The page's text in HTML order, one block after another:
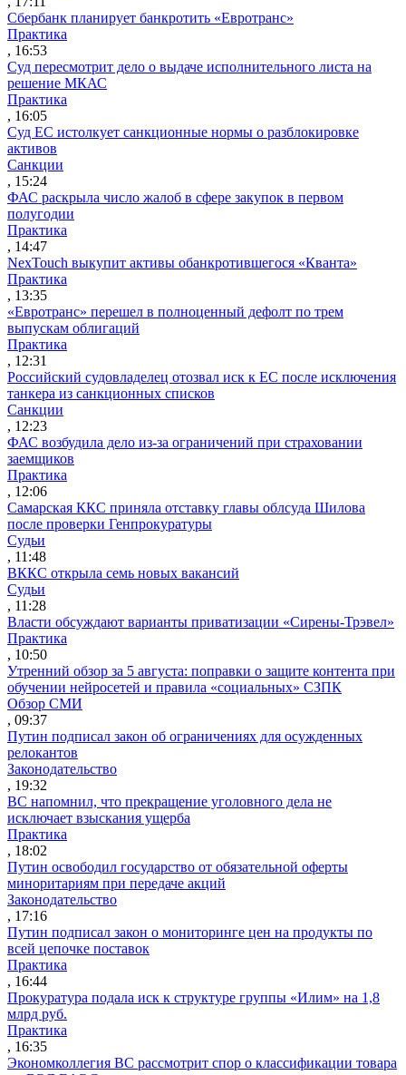
Сбербанк планирует банкротить «Евротранс»
Практика
, 16:53
Суд пересмотрит дело о выдаче исполнительного листа на
решение МКАС
Практика
, 16:05
Суд ЕС истолкует санкционные нормы о разблокировке
активов
Санкции
, 15:24
ФАС раскрыла число жалоб в сфере закупок в первом
полугодии
Практика
, 14:47
NexTouch выкупит активы обанкротившегося «Кванта»
Практика
, 13:35
«Евротранс» перешел в полноценный дефолт по трем
выпускам облигаций
Практика
, 12:31
Российский судовладелец отозвал иск к ЕС после исключения
танкера из санкционных списков
Санкции
, 12:23
ФАС возбудила дело из-за ограничений при страховании
заемщиков
Практика
, 12:06
Самарская ККС приняла отставку главы облсуда Шилова
после проверки Генпрокуратуры
Судьи
, 11:48
ВККС открыла семь новых вакансий
Судьи
, 11:28
Власти обсуждают варианты приватизации «Сирены-Трэвел»
Практика
, 10:50
Утренний обзор за 5 августа: поправки о защите контента при
обучении нейросетей и правила «социальных» СЗПК
Обзор СМИ
, 09:37
Путин подписал закон об ограничениях для осужденных
релокантов
Законодательство
, 19:32
ВС напомнил, что прекращение уголовного дела не
исключает взыскания ущерба
Практика
, 18:02
Путин освободил государство от обязательной оферты
миноритариям при передаче акций
Законодательство
, 17:16
Путин подписал закон о мониторинге цен на продукты по
всей цепочке поставок
Практика
, 16:44
Прокуратура подала иск к структуре группы «Илим» на 1,8
млрд руб.
Практика
, 16:35
Экономколлегия ВС рассмотрит спор о классификации товара